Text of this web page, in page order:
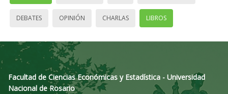
DEBATES OPINIÓN CHARLAS LIBROS
Facultad de Ciencias Económicas y Estadística - Universidad
Nacional de Rosario